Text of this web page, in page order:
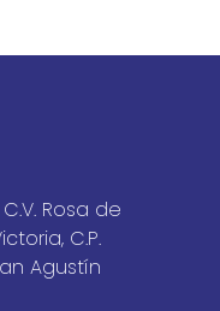
Rosa de
C.P.
Agustín